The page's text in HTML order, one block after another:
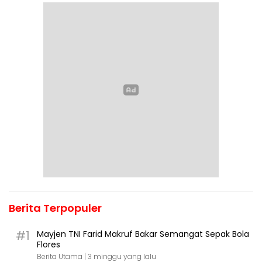
Berita Terpopuler
#1
Mayjen TNI Farid Makruf Bakar Semangat Sepak Bola
Flores
Berita Utama | 3 minggu yang lalu